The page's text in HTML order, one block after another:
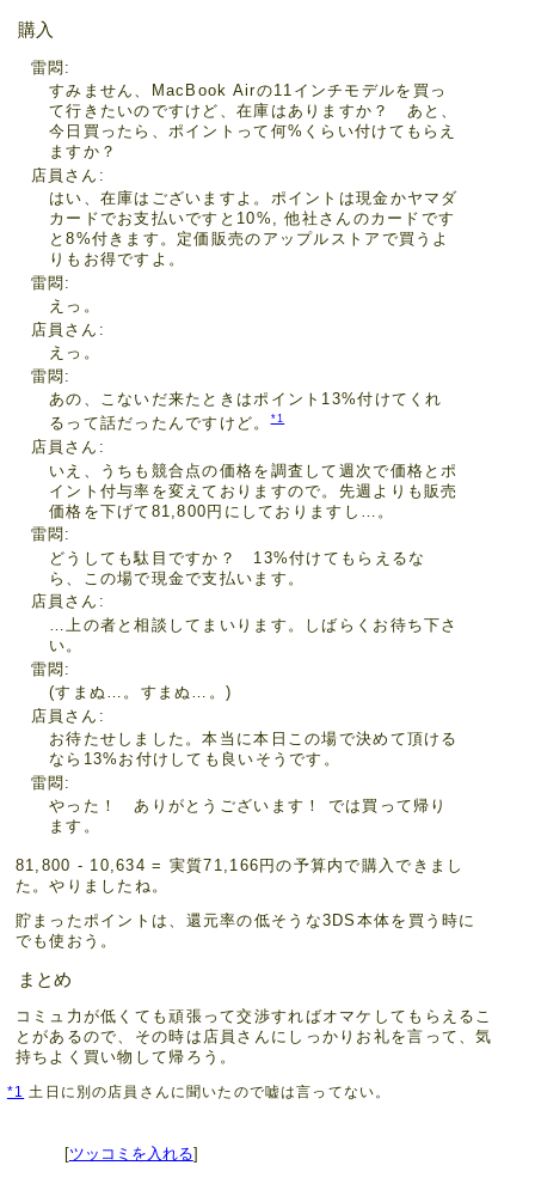
購入
雷悶
すみません、MacBook Airの11インチモデルを買っ
て行きたいのですけど、在庫はありますか？ あと、
今日買ったら、ポイントって何%くらい付けてもらえ
ますか？
店員さん
はい、在庫はございますよ。ポイントは現金かヤマダ
カードでお支払いですと10%, 他社さんのカードです
と8%付きます。定価販売のアップルストアで買うよ
りもお得ですよ。
雷悶
えっ。
店員さん
えっ。
雷悶
あの、こないだ来たときはポイント13%付けてくれ
るって話だったんですけど。*1
店員さん
いえ、うちも競合点の価格を調査して週次で価格とポ
イント付与率を変えておりますので。先週よりも販売
価格を下げて81,800円にしておりますし…。
雷悶
どうしても駄目ですか？ 13%付けてもらえるな
ら、この場で現金で支払います。
店員さん
…上の者と相談してまいります。しばらくお待ち下さ
い。
雷悶
(すまぬ…。すまぬ…。)
店員さん
お待たせしました。本当に本日この場で決めて頂ける
なら13%お付けしても良いそうです。
雷悶
やった！ ありがとうございます！ では買って帰り
ます。
81,800 - 10,634 = 実質71,166円の予算内で購入できまし
た。やりましたね。
貯まったポイントは、還元率の低そうな3DS本体を買う時に
でも使おう。
まとめ
コミュ力が低くても頑張って交渉すればオマケしてもらえるこ
とがあるので、その時は店員さんにしっかりお礼を言って、気
持ちよく買い物して帰ろう。
*1 土日に別の店員さんに聞いたので嘘は言ってない。
[ツッコミを入れる]